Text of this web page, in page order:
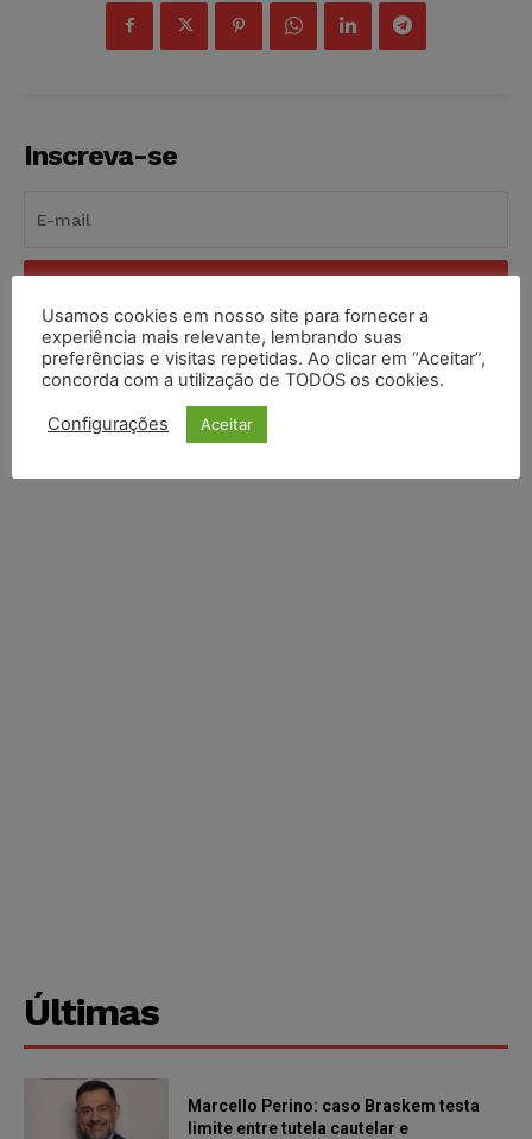
Inscreva-se
Li e aceito aPolítica de Privacidade.
Últimas
Marcello Perino: caso Braskem testa
limite entre tutela cautelar e
Usamos cookies em nosso site para fornecer a
experiência mais relevante, lembrando suas
preferências e visitas repetidas. Ao clicar em “Aceitar”,
concorda com a utilização de TODOS os cookies.
Configurações Aceitar